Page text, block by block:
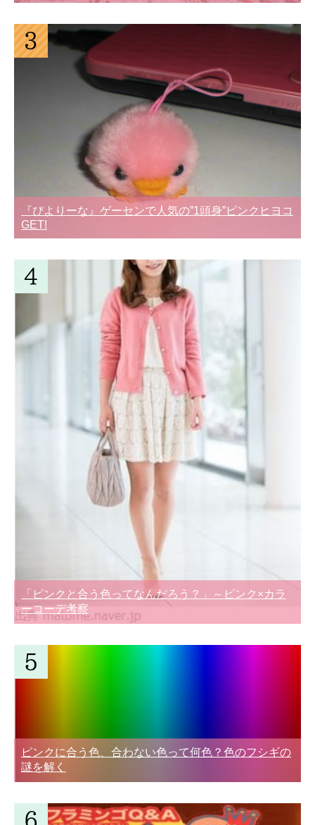
『ぴよりーな』ゲーセンで人気の”1頭身”ピンクヒヨコ
GET!
「ピンクと合う色ってなんだろう？」～ピンク×カラ
ーコーデ考察
ピンクに合う色、合わない色って何色？色のフシギの
謎を解く